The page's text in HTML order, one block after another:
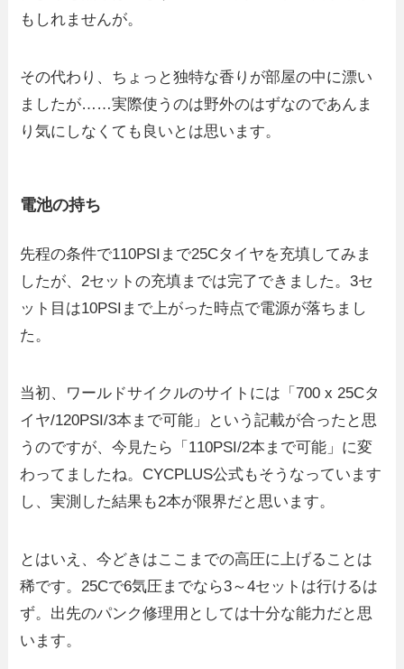
もしれませんが。
その代わり、ちょっと独特な香りが部屋の中に漂い
ましたが……実際使うのは野外のはずなのであんま
り気にしなくても良いとは思います。
電池の持ち
先程の条件で110PSIまで25Cタイヤを充填してみま
したが、2セットの充填までは完了できました。3セ
ット目は10PSIまで上がった時点で電源が落ちまし
た。
当初、ワールドサイクルのサイトには「700 x 25Cタ
イヤ/120PSI/3本まで可能」という記載が合ったと思
うのですが、今見たら「110PSI/2本まで可能」に変
わってましたね。CYCPLUS公式もそうなっています
し、実測した結果も2本が限界だと思います。
とはいえ、今どきはここまでの高圧に上げることは
稀です。25Cで6気圧までなら3～4セットは行けるは
ず。出先のパンク修理用としては十分な能力だと思
います。